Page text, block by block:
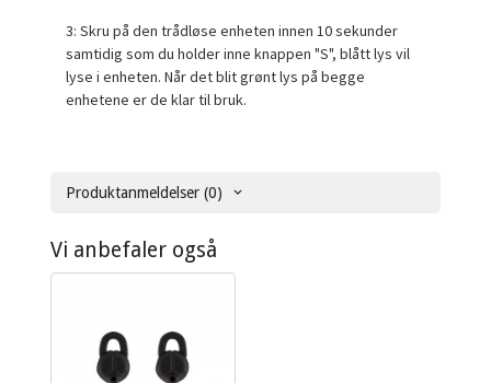
3: Skru på den trådløse enheten innen 10 sekunder
samtidig som du holder inne knappen "S", blått lys vil
lyse i enheten. Når det blit grønt lys på begge
enhetene er de klar til bruk.
Produktanmeldelser (0)
Vi anbefaler også